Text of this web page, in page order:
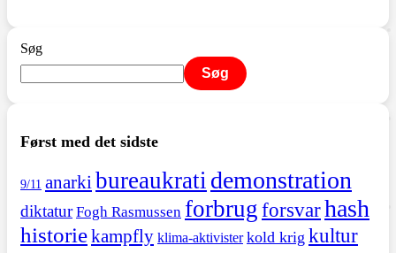
Søg
Søg
Først med det sidste
9/11 anarki bureaukrati demonstration
diktatur Fogh Rasmussen forbrugforsvarhash
historiekampfly klima-aktivister kold krig kultur